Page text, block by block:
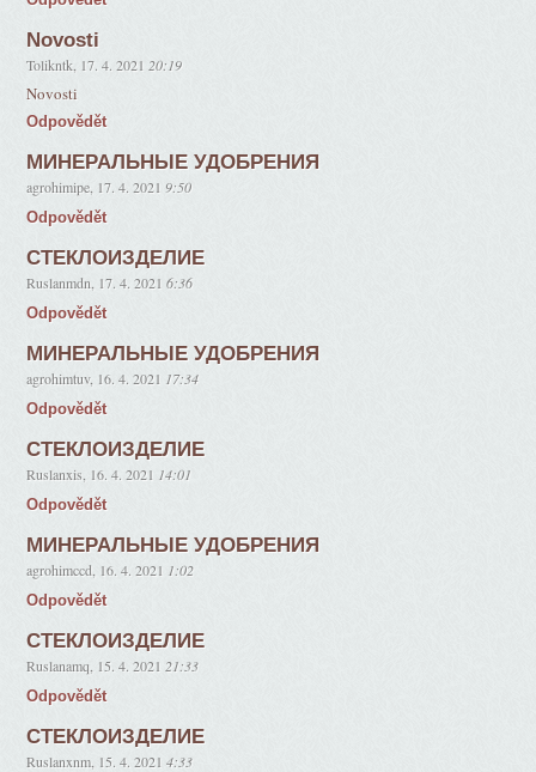
Novosti
Tolikntk 17. 4. 2021 20:19
Novosti
Odpovědět
МИНЕРАЛЬНЫЕ УДОБРЕНИЯ
agrohimipe 17. 4. 2021 9:50
Odpovědět
СТЕКЛОИЗДЕЛИЕ
Ruslanmdn 17. 4. 2021 6:36
Odpovědět
МИНЕРАЛЬНЫЕ УДОБРЕНИЯ
agrohimtuv, 16. 4. 2021 17:34
Odpovědět
СТЕКЛОИЗДЕЛИЕ
Ruslanxis 16. 4. 2021 14:01
Odpovědět
МИНЕРАЛЬНЫЕ УДОБРЕНИЯ
agrohimccd 16. 4. 2021 1:02
Odpovědět
СТЕКЛОИЗДЕЛИЕ
Ruslanamq 15. 4. 2021 21:33
Odpovědět
СТЕКЛОИЗДЕЛИЕ
Ruslanxnm 15. 4. 2021 4:33